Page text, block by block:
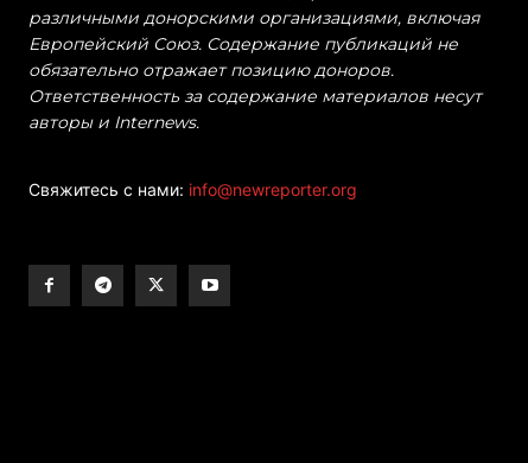
различными донорскими организациями, включая
Европейский Союз. Содержание публикаций не
обязательно отражает позицию доноров.
Ответственность за содержание материалов несут
авторы и Internews.
Свяжитесь с нами: info@newreporter.org